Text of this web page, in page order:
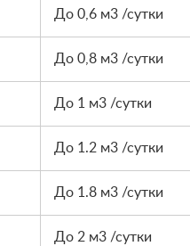
До 0,6 м3 /сутки
До 0,8 м3 /сутки
До 1 м3 /сутки
До 1.2 м3 /сутки
До 1.8 м3 /сутки
До 2 м3 /сутки